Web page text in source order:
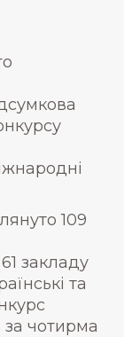
109
закладу
та
за чотирма